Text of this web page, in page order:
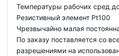
Температуры рабочих сред
Резистивный элемент Pt100
Чрезвычайно малая
По заказу поставляется со
разрешениями на